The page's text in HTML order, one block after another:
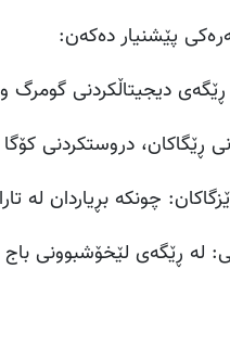
پێشنیار دەکەن:
دیجیتاڵکردنی گومرگ و
ڕێگاکان، دروستکردنی
چونکە بڕیاردان لە
لە ڕێگەی لێخۆشبوونی باج